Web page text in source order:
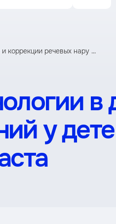
коррекции речевых нару ...
в
у